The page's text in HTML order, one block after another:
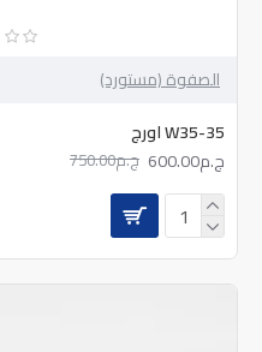
الصفوة (مستورد)
W35-35 اورج
ج.م600.00
ج.م750.00